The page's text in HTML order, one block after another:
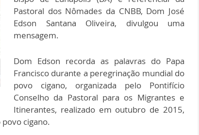
Pastoral dos Nômades da CNBB, Dom José
Edson Santana Oliveira, divulgou uma
mensagem.
Dom Edson recorda as palavras do Papa
Francisco durante a peregrinação mundial do
povo cigano, organizada pelo Pontifício
Conselho da Pastoral para os Migrantes e
Itinerantes, realizado em outubro de 2015,
cigano.